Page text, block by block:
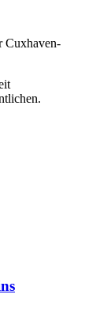
Cuxhaven-